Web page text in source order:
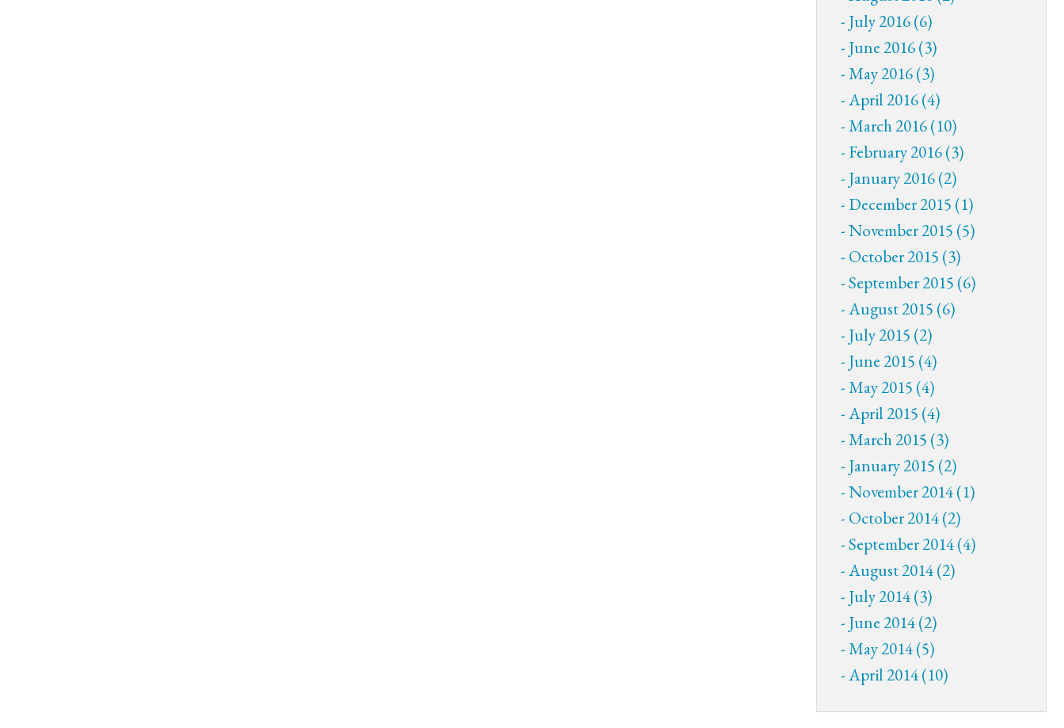
July 2016 (6)
June 2016 (3)
May 2016 (3)
April 2016 (4)
March 2016 (10)
February 2016 (3)
January 2016 (2)
December 2015 (1)
November 2015 (5)
October 2015 (3)
September 2015 (6)
August 2015 (6)
July 2015 (2)
June 2015 (4)
May 2015 (4)
April 2015 (4)
March 2015 (3)
January 2015 (2)
November 2014 (1)
October 2014 (2)
September 2014 (4)
August 2014 (2)
July 2014 (3)
June 2014 (2)
May 2014 (5)
April 2014 (10)